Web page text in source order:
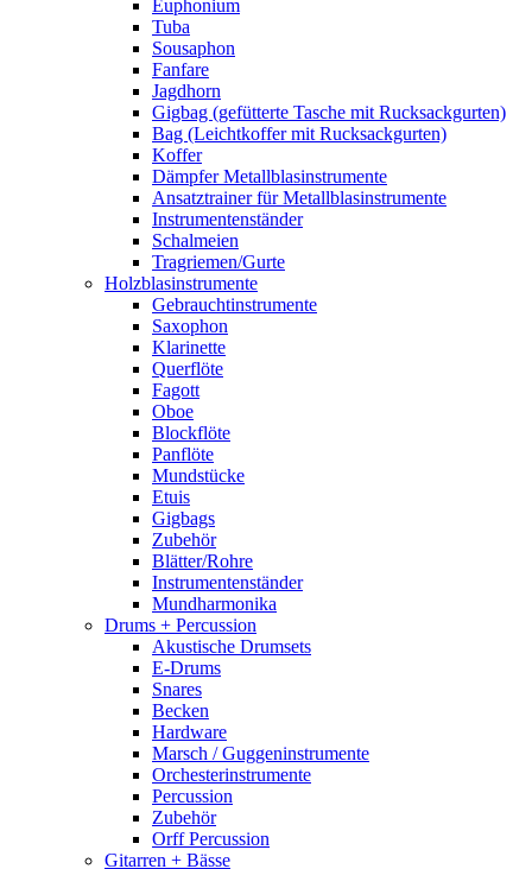
Euphonium
Tuba
Sousaphon
Fanfare
Jagdhorn
Gigbag (gefütterte Tasche mit Rucksackgurten)
Bag (Leichtkoffer mit Rucksackgurten)
Koffer
Dämpfer Metallblasinstrumente
Ansatztrainer für Metallblasinstrumente
Instrumentenständer
Schalmeien
Tragriemen/Gurte
Holzblasinstrumente
Gebrauchtinstrumente
Saxophon
Klarinette
Querflöte
Fagott
Oboe
Blockflöte
Panflöte
Mundstücke
Etuis
Gigbags
Zubehör
Blätter/Rohre
Instrumentenständer
Mundharmonika
Drums + Percussion
Akustische Drumsets
E-Drums
Snares
Becken
Hardware
Marsch / Guggeninstrumente
Orchesterinstrumente
Percussion
Zubehör
Orff Percussion
Gitarren + Bässe